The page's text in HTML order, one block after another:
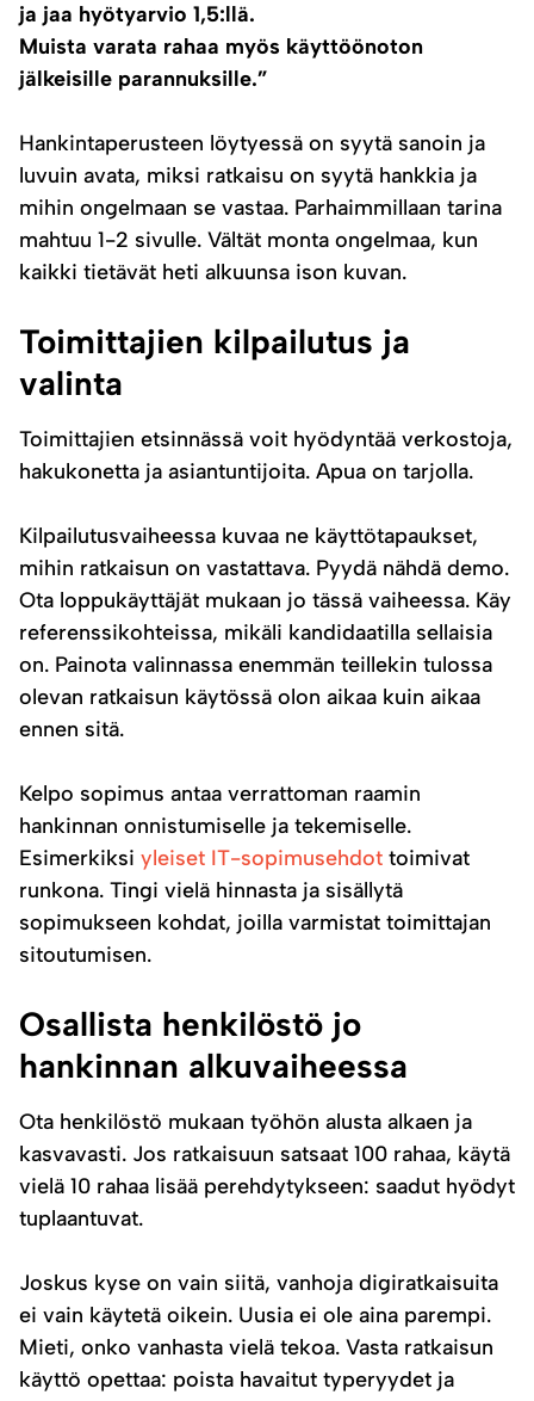
ja jaa hyötyarvio 1,5:llä.
Muista varata rahaa myös käyttöönoton
jälkeisille parannuksille.”
Hankintaperusteen löytyessä on syytä sanoin ja
luvuin avata, miksi ratkaisu on syytä hankkia ja
mihin ongelmaan se vastaa. Parhaimmillaan tarina
mahtuu 1-2 sivulle. Vältät monta ongelmaa, kun
kaikki tietävät heti alkuunsa ison kuvan.
Toimittajien kilpailutus ja
valinta
Toimittajien etsinnässä voit hyödyntää verkostoja,
hakukonetta ja asiantuntijoita. Apua on tarjolla.
Kilpailutusvaiheessa kuvaa ne käyttötapaukset,
mihin ratkaisun on vastattava. Pyydä nähdä demo.
Ota loppukäyttäjät mukaan jo tässä vaiheessa. Käy
referenssikohteissa, mikäli kandidaatilla sellaisia
on. Painota valinnassa enemmän teillekin tulossa
olevan ratkaisun käytössä olon aikaa kuin aikaa
ennen sitä.
Kelpo sopimus antaa verrattoman raamin
hankinnan onnistumiselle ja tekemiselle.
Esimerkiksi yleiset IT-sopimusehdot toimivat
runkona. Tingi vielä hinnasta ja sisällytä
sopimukseen kohdat, joilla varmistat toimittajan
sitoutumisen.
Osallista henkilöstö jo
hankinnan alkuvaiheessa
Ota henkilöstö mukaan työhön alusta alkaen ja
kasvavasti. Jos ratkaisuun satsaat 100 rahaa, käytä
vielä 10 rahaa lisää perehdytykseen: saadut hyödyt
tuplaantuvat.
Joskus kyse on vain siitä, vanhoja digiratkaisuita
ei vain käytetä oikein. Uusia ei ole aina parempi.
Mieti, onko vanhasta vielä tekoa. Vasta ratkaisun
käyttö opettaa: poista havaitut typeryydet ja